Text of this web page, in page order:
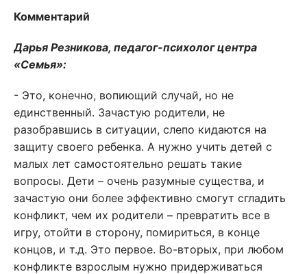
Комментарий
Дарья Резникова, педагог-психолог центра
«Семья»:
- Это, конечно, вопиющий случай, но не
единственный. Зачастую родители, не
разобравшись в ситуации, слепо кидаются на
защиту своего ребенка. А нужно учить детей с
малых лет самостоятельно решать такие
вопросы. Дети – очень разумные существа, и
зачастую они более эффективно смогут сгладить
конфликт, чем их родители – превратить все в
игру, отойти в сторону, помириться, в конце
концов, и т.д. Это первое. Во-вторых, при любом
конфликте взрослым нужно придерживаться